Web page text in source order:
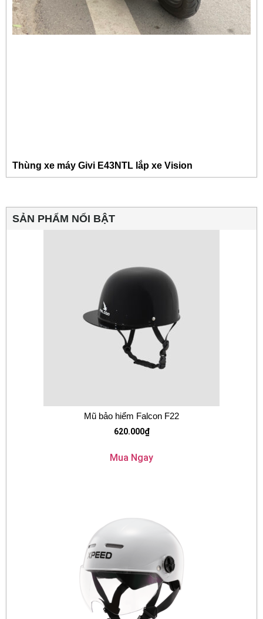
Thùng xe máy Givi E43NTL lắp xe Vision
SẢN PHẨM NỔI BẬT
Mũ bảo hiểm Falcon F22
620.000₫
Mua Ngay